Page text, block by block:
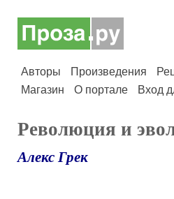
Авторы Произведения
Магазин
О портале Вход
Революция и
Алекс Грек